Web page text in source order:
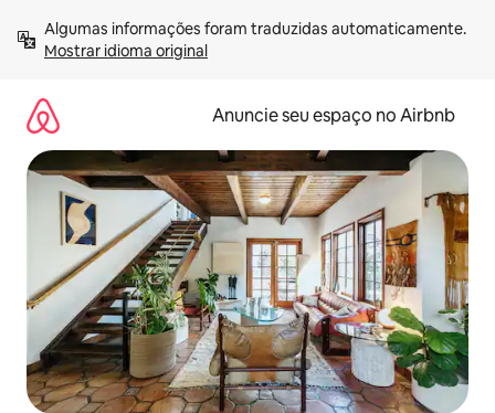
para
Mostrar idioma original
Anuncie seu espaço no Airbnb